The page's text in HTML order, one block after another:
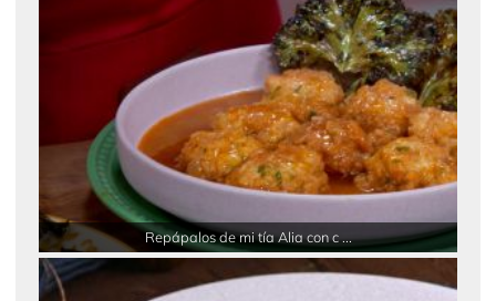
Repápalos de mi tía Alia con c ...